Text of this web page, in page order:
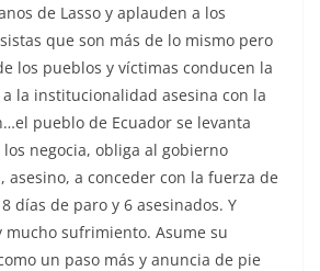
de Lasso y aplauden a los
que son más de lo mismo pero
los pueblos y víctimas conducen la
la institucionalidad asesina con la
pueblo de Ecuador se levanta
negocia, obliga al gobierno
asesino, a conceder con la fuerza de
días de paro y 6 asesinados. Y
mucho sufrimiento. Asume su
un paso más y anuncia de pie